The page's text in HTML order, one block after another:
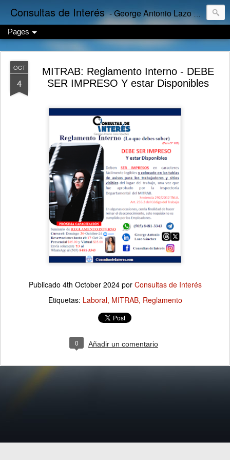
Consultas de Interés - George Antonio Lazo Sánchez
Pages
OCT
4
MITRAB: Reglamento Interno - DEBE
SER IMPRESO Y estar Disponibles
Publicado 4th October 2024por Consultas de Interés
Etiquetas: Laboral MITRAB Reglamento
0 Añadir un comentario